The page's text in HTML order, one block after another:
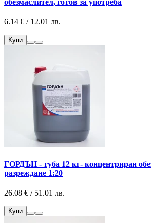
6.14 € / 12.01 лв.
Купи
ГОРДЪН - туба 12 кг- концентриран
разреждане 1:20
26.08 € / 51.01 лв.
Купи